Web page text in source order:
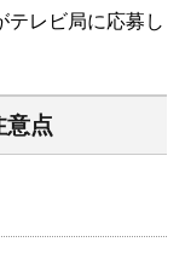
テレビ局に応募し
意点